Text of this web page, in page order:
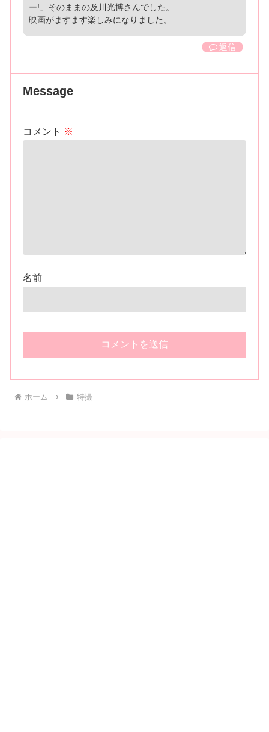
ー!」そのままの及川光博さんでした。
映画がますます楽しみになりました。
返信
Message
コメント ※
名前
ホーム 特撮